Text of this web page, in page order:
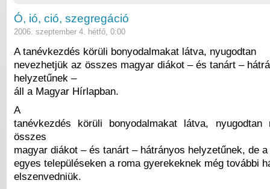
Ó, ió, ció, szegregáció
2006. szeptember 4. hétfő, 0:00
A tanévkezdés körüli bonyodalmakat látva, nyugodtan
nevezhetjük az összes magyar diákot – és tanárt –
helyzetűnek –
áll a Magyar Hírlapban.
A
tanévkezdés körüli bonyodalmakat látva, nyugodtan
összes
magyar diákot – és tanárt – hátrányos helyzetűnek, de
egyes településeken a roma gyerekeknek még további
elszenvedniük.